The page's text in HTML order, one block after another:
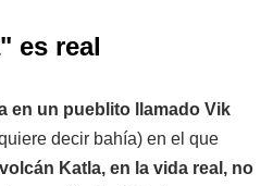
es real
en un pueblito llamado Vik
decir bahía) en el que
Katla, en la vida real, no